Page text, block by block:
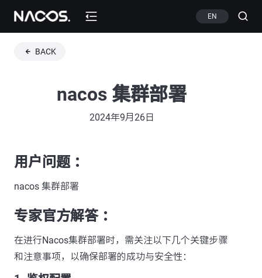
EN
BACK
nacos 集群部署
2024年9月26日
用户问题 ：
nacos 集群部署
专家官方解答 ：
在进行Nacos集群部署时，需关注以下几个关键步骤
和注意事项，以确保部署的成功与安全性：